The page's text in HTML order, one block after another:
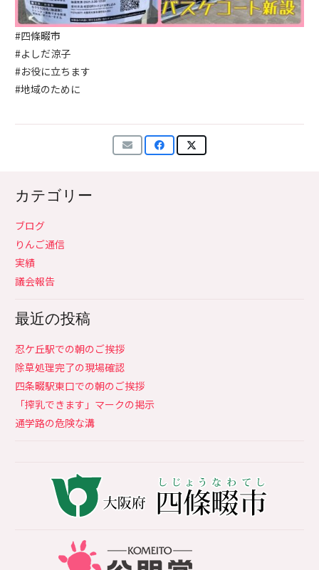
#四條畷市
#よしだ涼子
#お役に立ちます
#地域のために
カテゴリー
ブログ
りんご通信
実績
議会報告
最近の投稿
忍ケ丘駅での朝のご挨拶
除草処理完了の現場確認
四条畷駅東口での朝のご挨拶
「搾乳できます」マークの掲示
通学路の危険な溝